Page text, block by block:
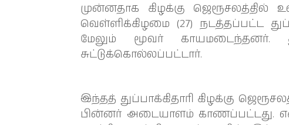
முன்னதாக கிழக்கு ஜெரூசலத்தில்
வெள்ளிக்கிழமை (27) நடத்தப்பட்ட
மேலும் மூவர் காயமடைந்தனர்.
சுட்டுக்கொல்லப்பட்டார்.
இந்தத் துப்பாக்கிதாரி கிழக்கு
பின்னர் அடையாளம் காணப்பட்டது.